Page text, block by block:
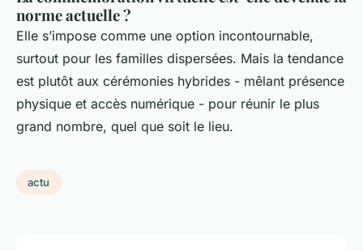
norme actuelle ?
Elle s’impose comme une option incontournable,
surtout pour les familles dispersées. Mais la tendance
est plutôt aux cérémonies hybrides - mêlant présence
physique et accès numérique - pour réunir le plus
grand nombre, quel que soit le lieu.
actu